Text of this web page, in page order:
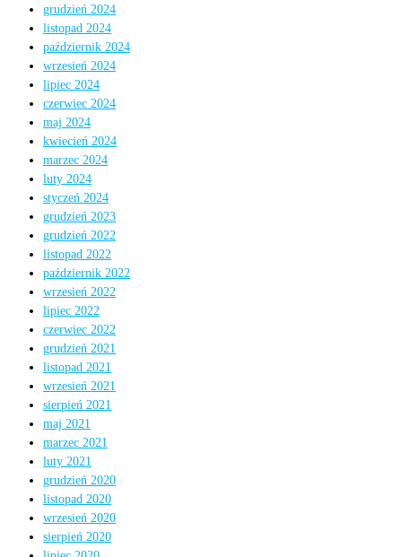
grudzień 2024
listopad 2024
październik 2024
wrzesień 2024
lipiec 2024
czerwiec 2024
maj 2024
kwiecień 2024
marzec 2024
luty 2024
styczeń 2024
grudzień 2023
grudzień 2022
listopad 2022
październik 2022
wrzesień 2022
lipiec 2022
czerwiec 2022
grudzień 2021
listopad 2021
wrzesień 2021
sierpień 2021
maj 2021
marzec 2021
luty 2021
grudzień 2020
listopad 2020
wrzesień 2020
sierpień 2020